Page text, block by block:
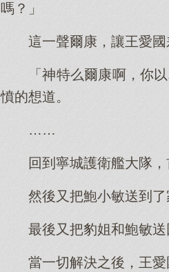
嗎？」
這一聲爾康，讓王愛
「神特么爾康啊，你
憤的想道。
……
回到寧城護衛艦大隊
然後又把鮑小敏送到了
最後又把豹姐和鮑敏送
當一切解決之後，王